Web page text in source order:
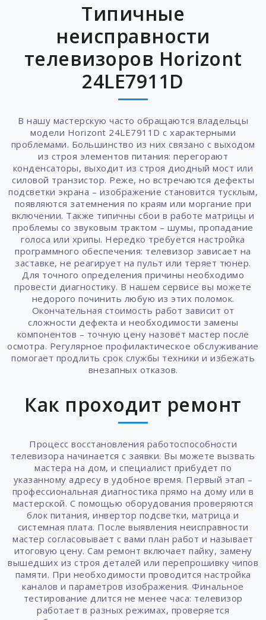
Типичные
неисправности
телевизоров Horizont
24LE7911D
В нашу мастерскую часто обращаются владельцы
модели Horizont 24LE7911D с характерными
проблемами. Большинство из них связано с выходом
из строя элементов питания: перегорают
конденсаторы, выходит из строя диодный мост или
силовой транзистор. Реже, но встречаются дефекты
подсветки экрана – изображение становится тусклым,
появляются затемнения по краям или моргание при
включении. Также типичны сбои в работе матрицы и
проблемы со звуковым трактом – шумы, пропадание
голоса или хрипы. Нередко требуется настройка
программного обеспечения: телевизор зависает на
заставке, не реагирует на пульт или теряет тюнер.
Для точного определения причины необходимо
провести диагностику. В нашем сервисе вы можете
недорого починить любую из этих поломок.
Окончательная стоимость работ зависит от
сложности дефекта и необходимости замены
компонентов – точную цену назовёт мастер после
осмотра. Регулярное профилактическое обслуживание
помогает продлить срок службы техники и избежать
внезапных отказов.
Как проходит ремонт
Процесс восстановления работоспособности
телевизора начинается с заявки. Вы можете вызвать
мастера на дом, и специалист прибудет по
указанному адресу в удобное время. Первый этап –
профессиональная диагностика прямо на дому или в
мастерской. С помощью оборудования проверяются
блок питания, инвертор подсветки, матрица и
системная плата. После выявления неисправности
мастер согласовывает с вами план работ и называет
итоговую цену. Сам ремонт включает пайку, замену
вышедших из строя деталей или перепрошивку чипов
памяти. При необходимости проводится настройка
каналов и параметров изображения. Финальное
тестирование длится не менее часа: телевизор
работает в разных режимах, проверяется